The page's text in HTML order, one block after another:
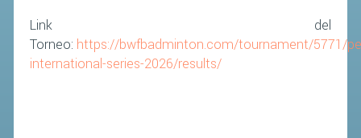
Link del
Torneo: https://bwfbadminton.com/tournament/5771/
international-series-2026/results/